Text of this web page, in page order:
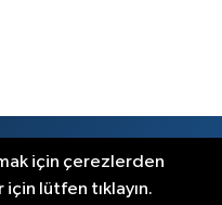
için çerezlerden
lütfen tıklayın.